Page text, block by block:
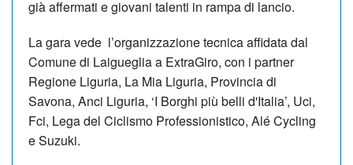
già affermati e giovani talenti in rampa di lancio.
La gara vede l’organizzazione tecnica affidata dal
Comune di Laigueglia a ExtraGiro, con i partner
Regione Liguria, La Mia Liguria, Provincia di
Savona, Anci Liguria, ‘I Borghi più belli d'Italia’, Uci,
Fci, Lega del Ciclismo Professionistico, Alé Cycling
e Suzuki.